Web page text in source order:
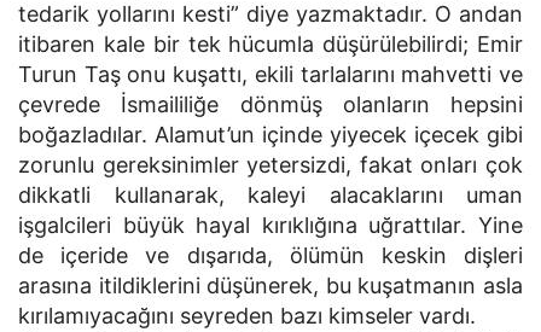
tedarik yollarını kesti” diye yazmaktadır. O andan
itibaren kale bir tek hücumla düşürülebilirdi; Emir
Turun Taş onu kuşattı, ekili tarlalarını mahvetti ve
çevrede İsmaililiğe dönmüş olanların hepsini
boğazladılar. Alamut’un içinde yiyecek içecek gibi
zorunlu gereksinimler yetersizdi, fakat onları çok
dikkatli kullanarak, kaleyi alacaklarını uman
işgalcileri büyük hayal kırıklığına uğrattılar. Yine
de içeride ve dışarıda, ölümün keskin dişleri
arasına itildiklerini düşünerek, bu kuşatmanın asla
kırılamıyacağını seyreden bazı kimseler vardı.